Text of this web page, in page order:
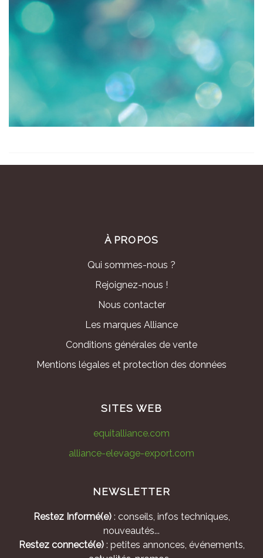
À PROPOS
Qui sommes-nous ?
Rejoignez-nous !
Nous contacter
Les marques Alliance
Conditions générales de vente
Mentions légales et protection des données
SITES WEB
equitalliance.com
alliance-elevage-export.com
NEWSLETTER
Restez Informé(e): conseils, infos techniques,
nouveautés...
Restez connecté(e): petites annonces, événements,